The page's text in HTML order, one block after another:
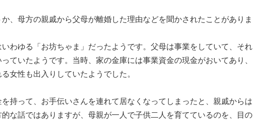
、母方の親戚から父母が離婚した理由などを聞かされたことがありま
わゆる「お坊ちゃま」だったようです。父母は事業をしていて、それ
ていたようです。当時、家の金庫には事業資金の現金がおいてあり、
女性も出入りしていたようでした。
持って、お手伝いさんを連れて居なくなってしまったと、親戚からは
な話ではありますが、母親が一人で子供二人を育てているのを、目の